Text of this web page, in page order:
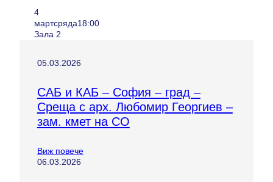
4
мартсряда18:00
Зала 2
05.03.2026
САБ и КАБ – София – град –
Среща с арх. Любомир Георгиев –
зам. кмет на СО
Виж повече
06.03.2026